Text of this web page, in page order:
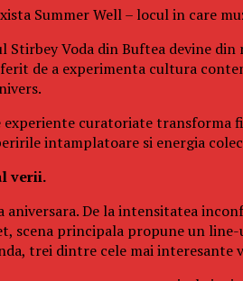
Summer Well – locul in care
Stirbey Voda din Buftea devine
de a experimenta cultura
experiente curatoriate
intamplatoare si energia
verii.
aniversara. De la intensitatea
scena principala propune un
trei dintre cele mai